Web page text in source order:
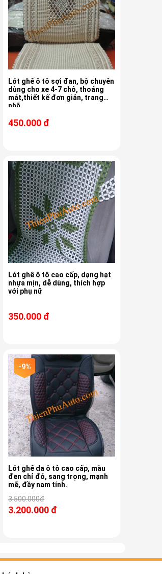
Lót ghế ô tô sợi đan, bộ chuyên
dùng cho xe 4-7 chỗ, thoáng
mát,thiết kế đơn giản, trang
nhã
450.000 đ
Lót ghê ô tô cao cấp, dạng hạt
nhựa mịn, dễ dùng, thích hợp
với phụ nữ
350.000 đ
-9%
Lót ghế da ô tô cao cấp, màu
đen chỉ đỏ, sang trọng, mạnh
mẽ, đầy nam tính.
3.500.000đ
3.200.000 đ